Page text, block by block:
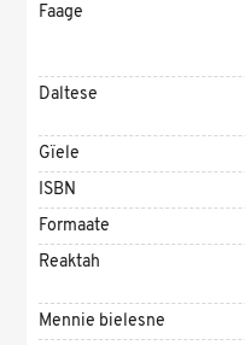
Faage
Daltese
Gïele
ISBN
Formaate
Reaktah
Mennie bielesne